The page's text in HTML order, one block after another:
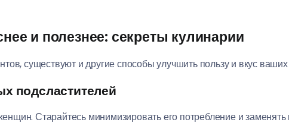
и полезнее: секреты кулинарии
существуют и другие способы улучшить пользу и вкус ваших
подсластителей
Старайтесь минимизировать его потребление и